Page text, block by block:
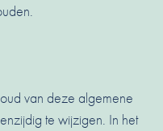
van deze algemene
te wijzigen. In het